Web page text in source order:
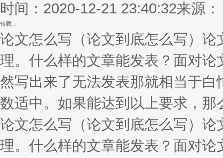
时间：2020-12-21 23:40:32来源：
转载：
论文怎么写（论文到底怎么写）
理。什么样的文章能发表？面对论
然写出来了无法发表那就相当于
数适中。如果能达到以上要求，
论文怎么写（论文到底怎么写）
理。什么样的文章能发表？面对论